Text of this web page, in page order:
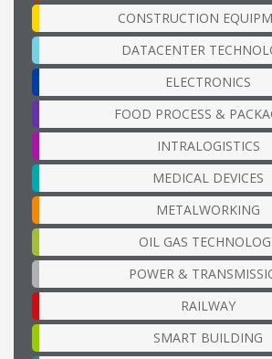
CONSTRUCTION
DATACENTER
ELECTRONICS
FOOD PROCESS &
INTRALOGISTICS
MEDICAL DEVICES
METALWORKING
OIL GAS
POWER &
RAILWAY
SMART BUILDING